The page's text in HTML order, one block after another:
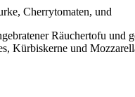
Cherrytomaten, und
Räuchertofu und
Kürbiskerne und